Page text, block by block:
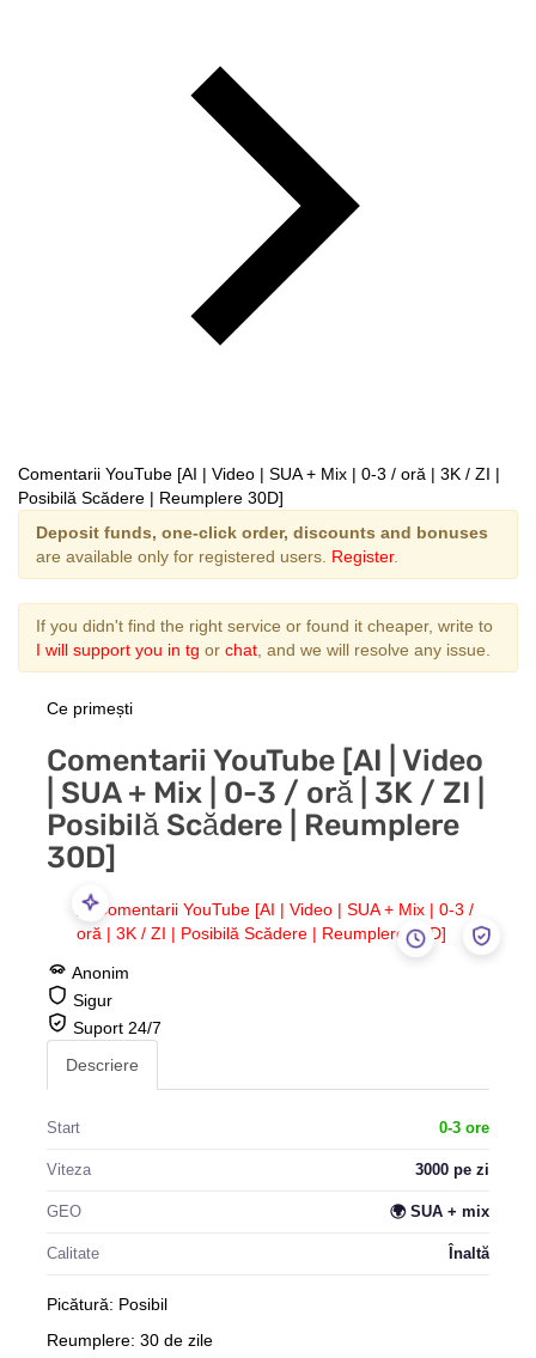
Posibilă Scădere | Reumplere 30D]
Deposit funds, one-click order, discounts and bonuses
are available only for registered users.Register.
If you didn't find the right service or found it cheaper, write to
I will support you in tgor chat, and we will resolve any issue.
Comentarii YouTube [AI | Video
| SUA + Mix | 0-3 / oră | 3K / ZI |
Posibilă Scădere | Reumplere
30D]
Sigur
Suport 24/7